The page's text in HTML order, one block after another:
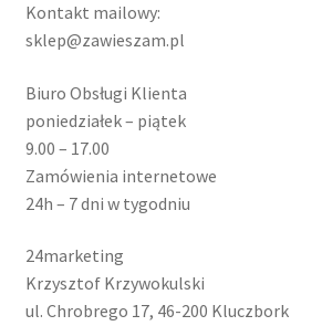
Kontakt mailowy:
sklep@zawieszam.pl
Biuro Obsługi Klienta
poniedziałek – piątek
9.00 – 17.00
Zamówienia internetowe
24h – 7 dni w tygodniu
24marketing
Krzysztof Krzywokulski
ul. Chrobrego 17, 46-200 Kluczbork